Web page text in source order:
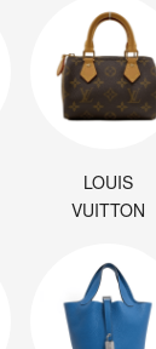
LOUIS
VUITTON